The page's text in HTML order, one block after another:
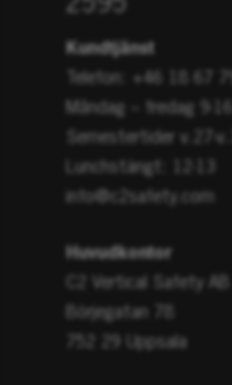
Kundtjänst
Telefon: +46 18 67
Måndag – fredag 9-16
Semestertider v.27-
Lunchstängt: 12-13
info@c2safety.com
Huvudkontor
C2 Vertical Safety AB
Börjegatan 78
752 29 Uppsala